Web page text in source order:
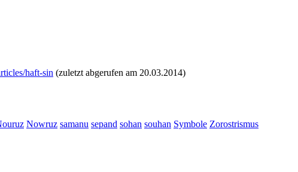
haft-sin (zuletzt abgerufen am 20.03.2014)
Nowruz samanu sepand sohan souhan Symbole Zorostrismus